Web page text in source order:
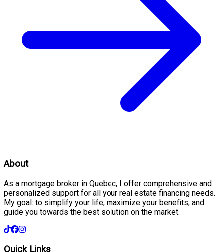
About
As a mortgage broker in Quebec, I offer comprehensive and
personalized support for all your real estate financing needs.
My goal: to simplify your life, maximize your benefits, and
guide you towards the best solution on the market.
Quick Links